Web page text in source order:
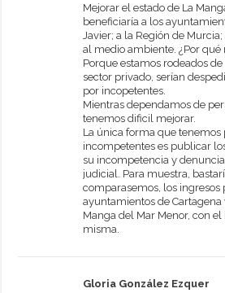
Mejorar el estado de La
beneficiaría a los
Javier; a la Región de
al medio ambiente. ¿Por qué
Porque estamos rodeados
sector privado, serían
por incopetentes.
Mientras dependamos de
tenemos dificil mejorar.
La única forma que
incompetentes es publicar
su incompetencia y
judicial. Para muestra,
comparasemos, los ingresos
ayuntamientos de Cartagena
Manga del Mar Menor, con
misma.
Gloria González Ezquer